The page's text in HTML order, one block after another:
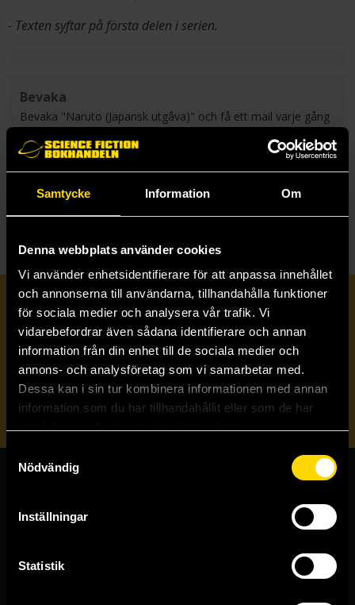
Samtycke Information Om
Denna webbplats använder cookies
Vi använder enhetsidentifierare för att anpassa innehållet
och annonserna till användarna, tillhandahålla funktioner
för sociala medier och analysera vår trafik. Vi
vidarebefordrar även sådana identifierare och annan
information från din enhet till de sociala medier och
annons- och analysföretag som vi samarbetar med.
Dessa kan i sin tur kombinera informationen med annan
information som du har tillhandahållit eller som de har
Samtyckesval
Nödvändig
Inställningar
Statistik
- Texten syftar på första delen i serien.
Bevaka
Bevaka "Naruto (Japansk utgåva)" och få ett mail varje gång
en ny del i serien blir tillgänglig för beställning.
Skicka
Prenumerera på vårt nyhetsbrev
Veckobrevet
Skicka
Butiker & kundtjänst
111 29 Stockholm